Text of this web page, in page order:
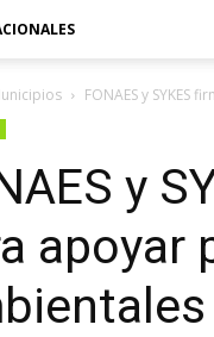
FONAES y
y
apoyar